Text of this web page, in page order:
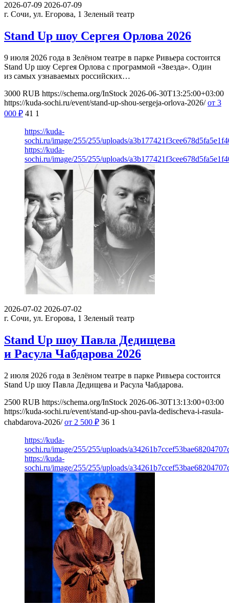
2026-07-09 2026-07-09
г. Сочи, ул. Егорова, 1 Зеленый театр
Stand Up шоу Сергея Орлова 2026
9 июля 2026 года в Зелёном театре в парке Ривьера состоится
Stand Up шоу Сергея Орлова с программой «Звезда». Один
из самых узнаваемых российских…
3000 RUB https://schema.org/InStock 2026-06-30T13:25:00+03:00
https://kuda-sochi.ru/event/stand-up-shou-sergeja-orlova-2026/ от 3
000 ₽ 41 1
https://kuda-
sochi.ru/image/255/255/uploads/
https://kuda-
sochi.ru/image/255/255/uploads/
2026-07-02 2026-07-02
г. Сочи, ул. Егорова, 1 Зеленый театр
Stand Up шоу Павла Дедищева
и Расула Чабдарова 2026
2 июля 2026 года в Зелёном театре в парке Ривьера состоится
Stand Up шоу Павла Дедищева и Расула Чабдарова.
2500 RUB https://schema.org/InStock 2026-06-30T13:13:00+03:00
https://kuda-sochi.ru/event/stand-up-shou-pavla-dedischeva-i-rasula-
chabdarova-2026/ от 2 500 ₽ 36 1
https://kuda-
sochi.ru/image/255/255/uploads/
https://kuda-
sochi.ru/image/255/255/uploads/